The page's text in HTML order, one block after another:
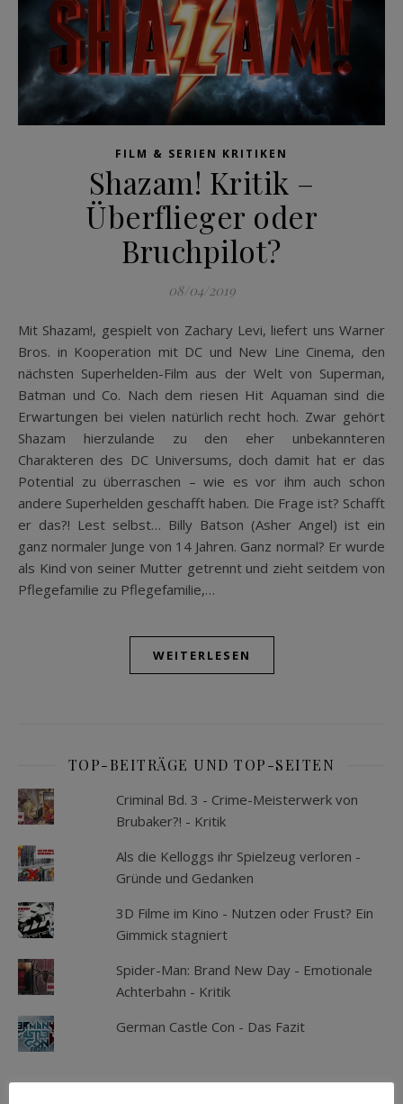
FILM & SERIEN KRITIKEN
Shazam! Kritik –
Überflieger oder
Bruchpilot?
08/04/2019
Mit Shazam!, gespielt von Zachary Levi, liefert uns Warner
Bros. in Kooperation mit DC und New Line Cinema, den
nächsten Superhelden-Film aus der Welt von Superman,
Batman und Co. Nach dem riesen Hit Aquaman sind die
Erwartungen bei vielen natürlich recht hoch. Zwar gehört
Shazam hierzulande zu den eher unbekannteren
Charakteren des DC Universums, doch damit hat er das
Potential zu überraschen – wie es vor ihm auch schon
andere Superhelden geschafft haben. Die Frage ist? Schafft
er das?! Lest selbst… Billy Batson (Asher Angel) ist ein
ganz normaler Junge von 14 Jahren. Ganz normal? Er wurde
als Kind von seiner Mutter getrennt und zieht seitdem von
Pflegefamilie zu Pflegefamilie,…
WEITERLESEN
TOP-BEITRÄGE UND TOP-SEITEN
Criminal Bd. 3 - Crime-Meisterwerk von
Brubaker?! - Kritik
Als die Kelloggs ihr Spielzeug verloren -
Gründe und Gedanken
3D Filme im Kino - Nutzen oder Frust? Ein
Gimmick stagniert
Spider-Man: Brand New Day - Emotionale
Achterbahn - Kritik
German Castle Con - Das Fazit